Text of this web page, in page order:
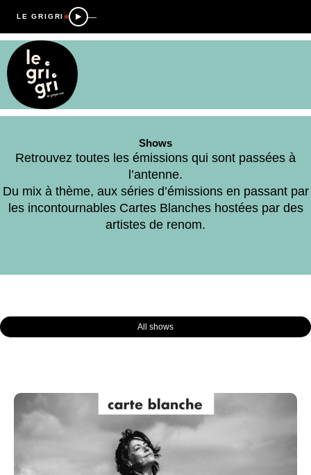
LE GRIGRI —
Shows
Retrouvez toutes les émissions qui sont passées à
l’antenne.
Du mix à thème, aux séries d’émissions en passant par
les incontournables Cartes Blanches hostées par des
artistes de renom.
All shows